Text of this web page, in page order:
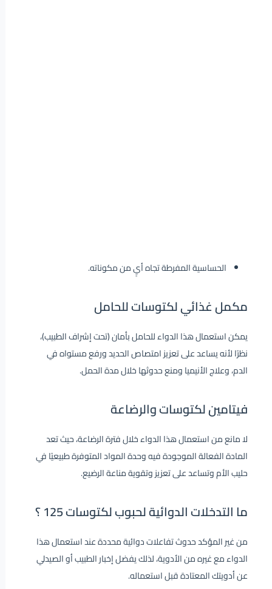
الحساسية المفرطة تجاه أيٍ من مكوناته.
مكمل غذائي لكتوسات للحامل
يمكن استعمال هذا الدواء للحامل بأمان (تحت إشراف الطبيب)،
نظرًا لأنه يساعد على تعزيز امتصاص الحديد ورفع مستواه في
الدم، وعلاج الأنيميا ومنع حدوثها خلال مدة الحمل.
فيتامين لكتوسات والرضاعة
لا مانع من استعمال هذا الدواء خلال فترة الرضاعة، حيث تعد
المادة الفعالة الموجودة فيه وحدة المواد المتوفرة طبيعيًا في
حليب الأم وتساعد على تعزيز وتقوية مناعة الرضيع.
ما التدخلات الدوائية لحبوب لكتوسات 125 ؟
من غير المؤكد حدوث تفاعلات دوائية محددة عند استعمال هذا
الدواء مع غيره من الأدوية، لذلك يفضل إخبار الطبيب أو الصيدلي
عن أدويتك المعتادة قبل استعماله.